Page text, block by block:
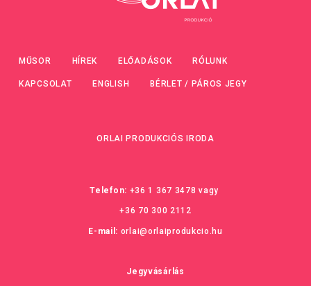
MŰSOR HÍREK ELŐADÁSOK RÓLUNK
KAPCSOLAT ENGLISH BÉRLET / PÁROS JEGY
ORLAI PRODUKCIÓS IRODA
Telefon: +36 1 367 3478 vagy
+36 70 300 2112
E-mail: orlai@orlaiprodukcio.hu
Jegyvásárlás